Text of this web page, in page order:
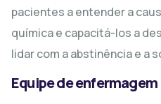
pacientes a entender a
química e capacitá-los a
lidar com a abstinência e a
Equipe de enfermagem